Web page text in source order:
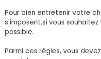
Pour bien entretenir votre
s'imposent,si vous
possible.
Parmi ces règles, vous